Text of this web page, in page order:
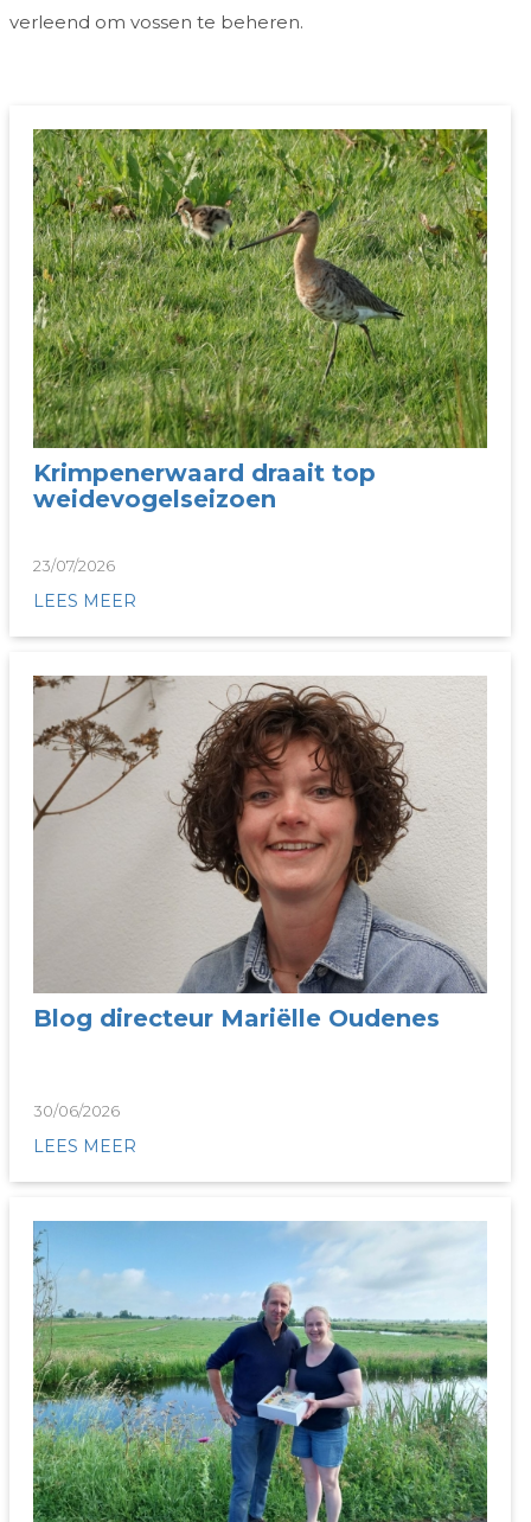
verleend om vossen te beheren.
Krimpenerwaard draait top
weidevogelseizoen
23/07/2026
LEES MEER
Blog directeur Mariëlle Oudenes
30/06/2026
LEES MEER